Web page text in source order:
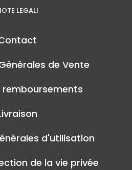
LEGALI
de Vente
remboursements
d'utilisation
de la vie privée